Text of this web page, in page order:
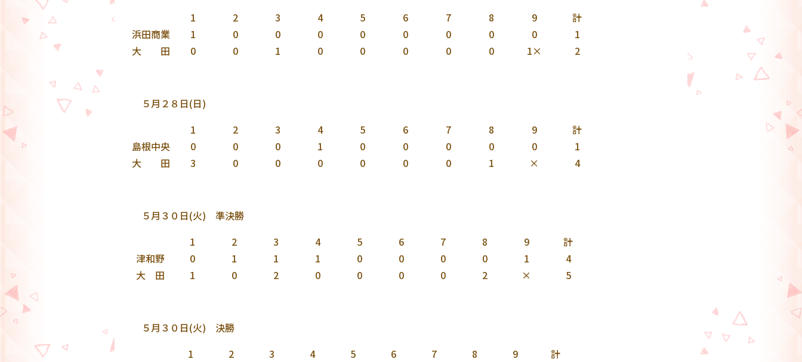
1
2 3 4 5 6 7 8 9
計
浜田商業
1 0 0 0 0 0 0 0 0
1
大 田
0 0 1 0 0 0 0 0 1× 2
５月２８日(日)
1
2 3 4 5 6 7 8 9
計
島根中央
0 0 0 1 0 0 0 0 0
1
大 田
3 0 0 0 0 0 0 1 × 4
５月３０日(火) 準決勝
1
2 3 4 5 6 7 8 9
計
津和野
0 1 1 1 0 0 0 0 1
4
大 田
1 0 2 0 0 0 0 2 × 5
５月３０日(火) 決勝
1
2 3 4 5 6 7 8 9
計